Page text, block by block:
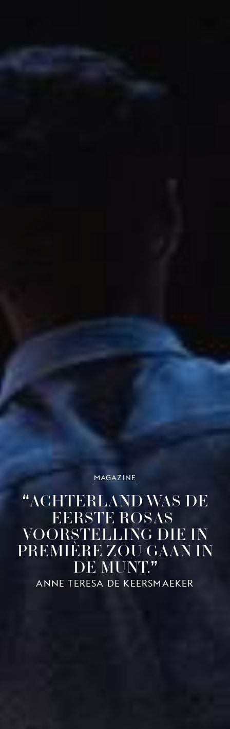
MAGAZINE
ACHTERLAND WAS DE
EERSTE ROSAS-
VOORSTELLING DIE IN
PREMIÈRE ZOU GAAN IN
DE MUNT.
ANNE TERESA DE KEERSMAEKER